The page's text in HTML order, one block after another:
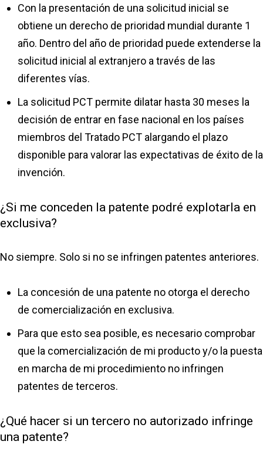
Con la presentación de una solicitud inicial se
obtiene un derecho de prioridad mundial durante 1
año. Dentro del año de prioridad puede extenderse la
solicitud inicial al extranjero a través de las
diferentes vías.
La solicitud PCT permite dilatar hasta 30 meses la
decisión de entrar en fase nacional en los países
miembros del Tratado PCT alargando el plazo
disponible para valorar las expectativas de éxito de la
invención.
¿Si me conceden la patente podré explotarla en
exclusiva?
No siempre. Solo si no se infringen patentes anteriores.
La concesión de una patente no otorga el derecho
de comercialización en exclusiva.
Para que esto sea posible, es necesario comprobar
que la comercialización de mi producto y/o la puesta
en marcha de mi procedimiento no infringen
patentes de terceros.
¿Qué hacer si un tercero no autorizado infringe
una patente?